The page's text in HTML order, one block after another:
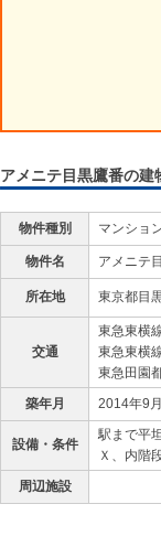
アメニテ目黒鷹番の建
物件種別 マンショ
物件名 アメニテ
所在地 東京都目
交通
東急東横
東急東横
東急田園
築年月 2014年9
設備・条件
駅まで平
Ｘ、内階
周辺施設